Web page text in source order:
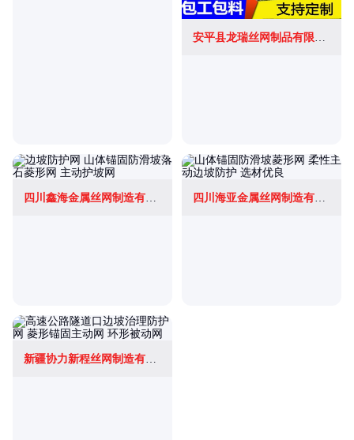
安平县龙瑞丝网制品有限公司
四川鑫海金属丝网制造有限公司 四川海亚金属丝网制造有限公司